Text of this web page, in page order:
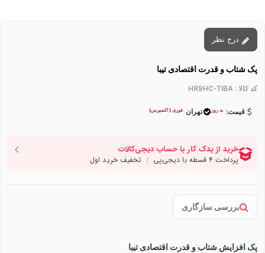
پک شتاب و قدرت اقتصادی تیبا
کد کالا : HR9HC-TIBA
قیمت: به روز تهران فوری ( اکسپرس)
بررسی سازگاری
پک افزایش شتاب و قدرت اقتصادی تیبا